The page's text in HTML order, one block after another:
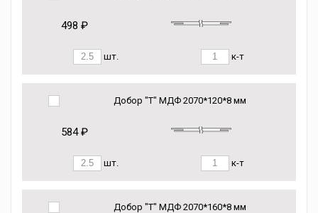
498 ₽
шт. к-т
Добор "Т" МДФ 2070*120*8 мм
584 ₽
шт. к-т
Добор "Т" МДФ 2070*160*8 мм